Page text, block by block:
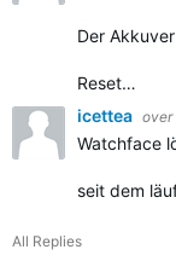
Der
Reset…
icettea over
Watchface
seit dem
All Replies